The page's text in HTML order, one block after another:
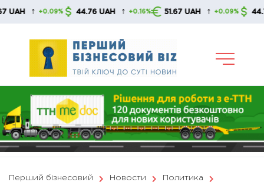
Skip
↑ +0.09% 44.76 UAH ↑ +0.16% 51.67 UAH ↑ +0.09% 44.76 UAH
Перший бізнесовий Новости
Политика